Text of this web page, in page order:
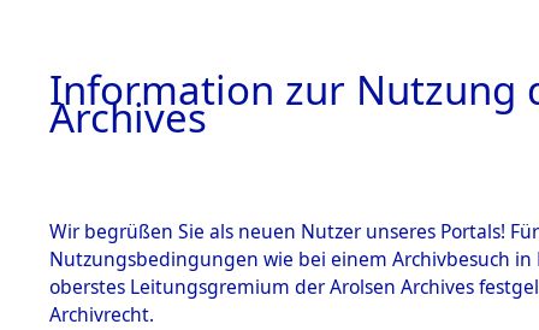
Information zur Nutzung
Archives
Wir begrüßen Sie als neuen Nutzer unseres Portals!
Nutzungsbedingungen wie bei einem Archivbesuch
oberstes Leitungsgremium der Arolsen Archives
Archivrecht.